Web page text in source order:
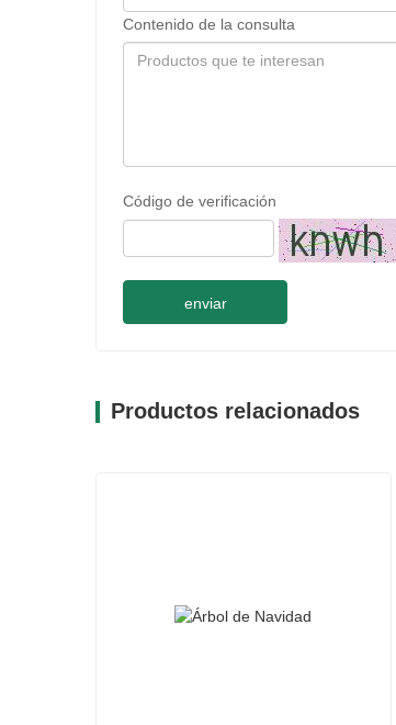
Contenido de la consulta
Código de verificación
enviar
Productos relacionados